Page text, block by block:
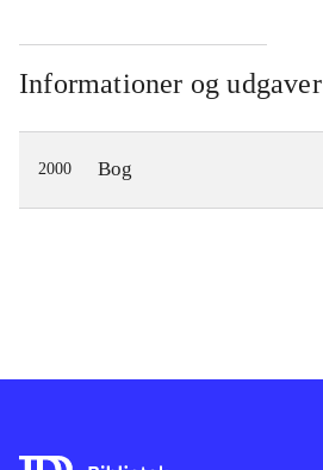
Informationer og udgaver
2000 Bog